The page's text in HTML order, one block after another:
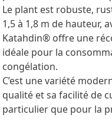
Le plant est robuste,
1,5 à 1,8 m de hauteur,
Katahdin® offre une
idéale pour la
congélation.
C’est une variété
qualité et sa facilité de
particulier que pour la